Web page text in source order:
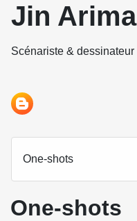
Jin Arima
Scénariste & dessinateur
One-shots
One-shots